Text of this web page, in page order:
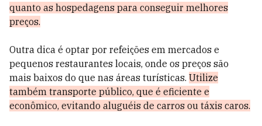
quanto as hospedagens para conseguir melhores
preços.
Outra dica é optar por refeições em mercados e
pequenos restaurantes locais, onde os preços são
mais baixos do que nas áreas turísticas. Utilize
também transporte público, que é eficiente e
econômico, evitando aluguéis de carros ou táxis caros.